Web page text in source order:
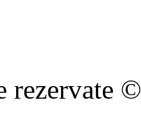
rezervate